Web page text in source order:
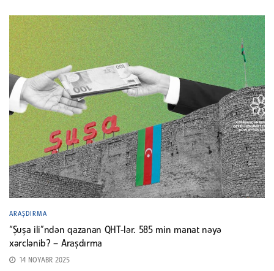
ARAŞDIRMA
“Şuşa ili”ndən qazanan QHT-lər. 585 min manat nəyə
xərclənib? – Araşdırma
14 NOYABR 2025